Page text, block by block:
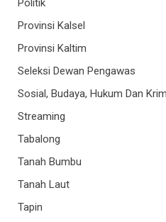
Provinsi Kalsel
Provinsi Kaltim
Seleksi Dewan Pengawas
Sosial, Budaya, Hukum Dan
Streaming
Tabalong
Tanah Bumbu
Tanah Laut
Tapin